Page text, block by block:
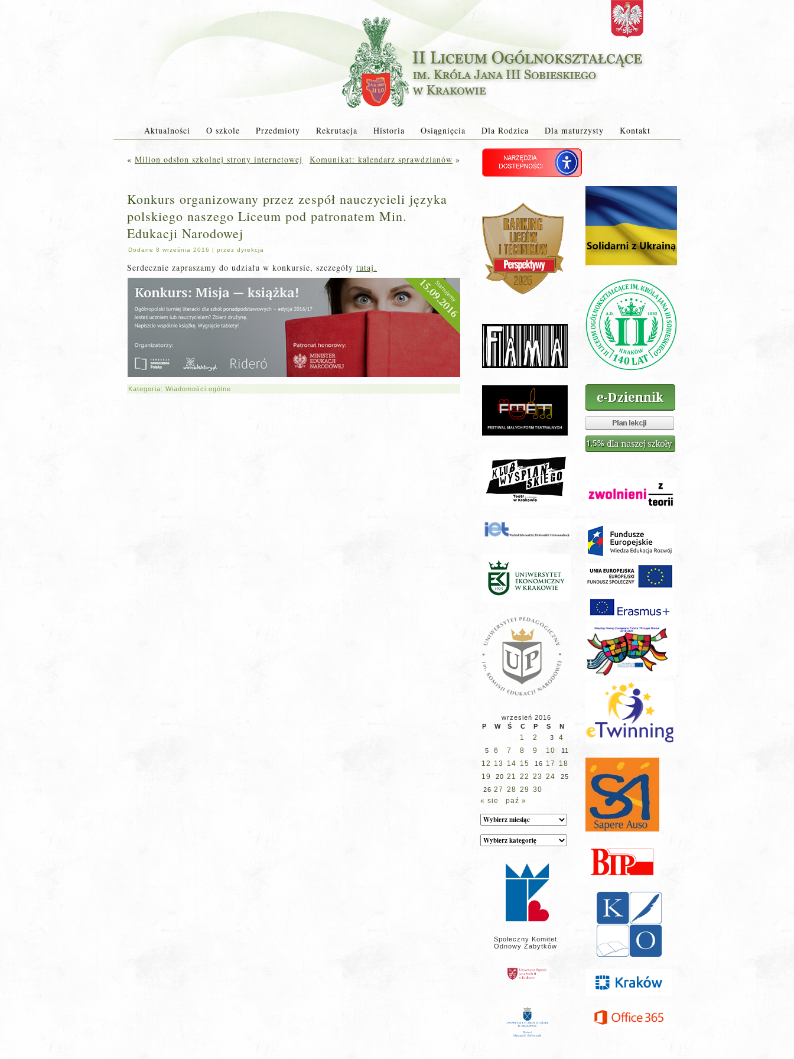
Aktualności O szkole Przedmioty Rekrutacja Historia Osiągnięcia Dla Rodzica Dla maturzysty Kontakt
« Milion odsłon szkolnej strony internetowej Komunikat: kalendarz sprawdzianów »
Konkurs organizowany przez zespół nauczycieli języka
polskiego naszego Liceum pod patronatem Min.
Edukacji Narodowej
Dodane 8 września 2016 | przez dyrekcja
Serdecznie zapraszamy do udziału w konkursie, szczegóły tutaj.
Kategoria: Wiadomości ogólne
wrzesień 2016
P
W Ś C P S N
1 2 3 4
5 6 7 8 9 10 11
12 13 14 15 16 17
18
19
20 21 22 23 24
25
26 27 28 29 30
« sie
paź »
Archiwum
Kategorie
wpisów
Społeczny Komitet
Odnowy Zabytków